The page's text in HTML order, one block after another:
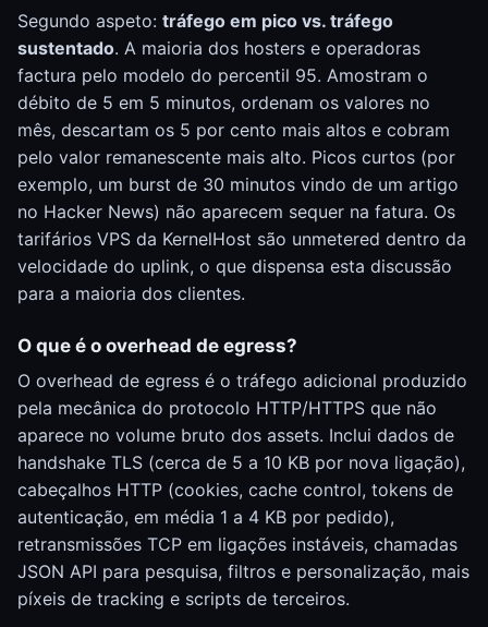
Segundo aspeto: tráfego em pico vs. tráfego
sustentado. A maioria dos hosters e operadoras
factura pelo modelo do percentil 95. Amostram o
débito de 5 em 5 minutos, ordenam os valores no
mês, descartam os 5 por cento mais altos e cobram
pelo valor remanescente mais alto. Picos curtos (por
exemplo, um burst de 30 minutos vindo de um artigo
no Hacker News) não aparecem sequer na fatura. Os
tarifários VPS da KernelHost são unmetered dentro da
velocidade do uplink, o que dispensa esta discussão
para a maioria dos clientes.
O que é o overhead de egress?
O overhead de egress é o tráfego adicional produzido
pela mecânica do protocolo HTTP/HTTPS que não
aparece no volume bruto dos assets. Inclui dados de
handshake TLS (cerca de 5 a 10 KB por nova ligação),
cabeçalhos HTTP (cookies, cache control, tokens de
autenticação, em média 1 a 4 KB por pedido),
retransmissões TCP em ligações instáveis, chamadas
JSON API para pesquisa, filtros e personalização, mais
píxeis de tracking e scripts de terceiros.